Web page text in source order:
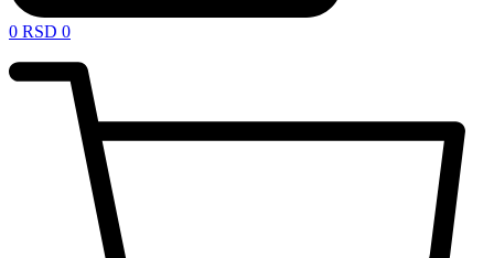
0 RSD 0